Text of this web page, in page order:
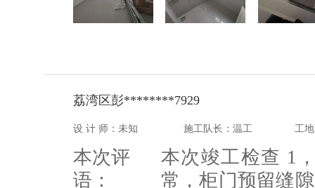
荔湾区彭********7929
设 计 师：未知 施工队长：温工 工
本次评
语：
本次竣工检查 1
常，柜门预留缝